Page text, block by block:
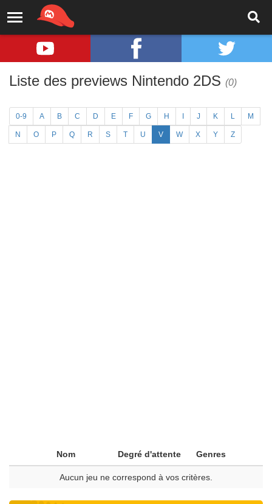
Liste des previews Nintendo 2DS (0)
0-9 A B C D E F G H J K L M
N O P Q R S T U V W X Y Z
Nom Degré d'attente Genres
Aucun jeu ne correspond à vos critères.